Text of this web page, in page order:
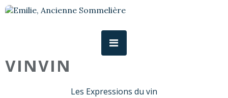
VINVIN
Les Expressions du vin